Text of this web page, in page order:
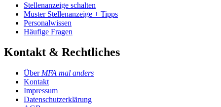
Stellenanzeige schalten
Muster Stellenanzeige + Tipps
Personalwissen
Häufige Fragen
Kontakt & Rechtliches
Über MFA mal anders
Kontakt
Impressum
Datenschutzerklärung